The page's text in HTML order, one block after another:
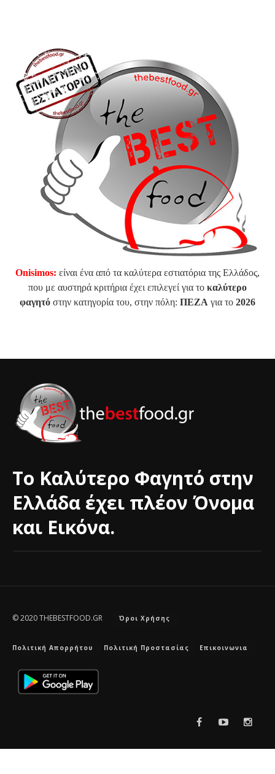
Onisimos: είναι ένα από τα καλύτερα εστιατόρια της Ελλάδος,
που με αυστηρά κριτήρια έχει επιλεγεί για το καλύτερο
φαγητόστην κατηγορία του, στην πόλη: ΠΕΖΑγια το 2026
Το Καλύτερο Φαγητό στην
Ελλάδα έχει πλέον Όνομα
και Εικόνα.
© 2020 THEBESTFOOD.GR Όροι Χρήσης
Πολιτική Απορρήτου Πολιτική Προστασίας Επικοινωνια